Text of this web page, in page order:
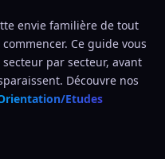
envie familière de tout
Ce guide vous
par secteur, avant
Découvre nos
Etudes